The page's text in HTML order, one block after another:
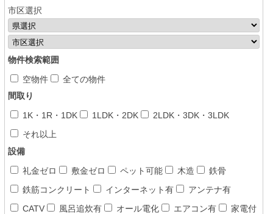
市区選択
物件検索範囲
空物件
全ての物件
間取り
1K・1R・1DK 1LDK・2DK
2LDK・3DK・3LDK
それ以上
設備
礼金ゼロ 敷金ゼロ ペット可能 木造
鉄骨
鉄筋コンクリート
インターネット有
アンテナ有
CATV
風呂追炊有 オール電化 エアコン有
家電付